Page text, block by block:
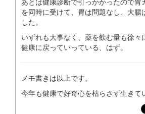
を同時に受けて、胃は問題なし、大腸
した。
いずれも大事なく、薬を飲む量も徐々
健康に戻っていっている、はず。
メモ書きは以上です。
今年も健康で好奇心を枯らさず生きて